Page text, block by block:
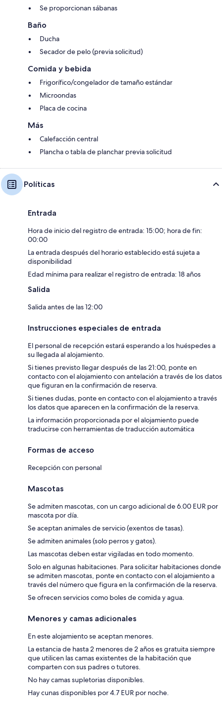
Se proporcionan sábanas
Baño
Ducha
Secador de pelo (previa solicitud)
Comida y bebida
Frigorífico/congelador de tamaño estándar
Microondas
Placa de cocina
Más
Calefacción central
Plancha o tabla de planchar previa solicitud
Políticas
Entrada
Hora de inicio del registro de entrada: 15:00; hora de fin:
00:00
La entrada después del horario establecido está sujeta a
disponibilidad
Edad mínima para realizar el registro de entrada: 18 años
Salida
Salida antes de las 12:00
Instrucciones especiales de entrada
El personal de recepción estará esperando a los huéspedes a
su llegada al alojamiento.
Si tienes previsto llegar después de las 21:00, ponte en
contacto con el alojamiento con antelación a través de los datos
que figuran en la confirmación de reserva.
Si tienes dudas, ponte en contacto con el alojamiento a través
los datos que aparecen en la confirmación de la reserva.
La información proporcionada por el alojamiento puede
traducirse con herramientas de traducción automática
Formas de acceso
Recepción con personal
Mascotas
Se admiten mascotas, con un cargo adicional de 6.00 EUR por
mascota por día.
Se aceptan animales de servicio (exentos de tasas).
Se admiten animales (solo perros y gatos).
Las mascotas deben estar vigiladas en todo momento.
Solo en algunas habitaciones. Para solicitar habitaciones donde
se admiten mascotas, ponte en contacto con el alojamiento a
través del número que figura en la confirmación de la reserva.
Se ofrecen servicios como boles de comida y agua.
Menores y camas adicionales
En este alojamiento se aceptan menores.
La estancia de hasta 2 menores de 2 años es gratuita siempre
que utilicen las camas existentes de la habitación que
comparten con sus padres o tutores.
No hay camas supletorias disponibles.
Hay cunas disponibles por 4.7 EUR por noche.